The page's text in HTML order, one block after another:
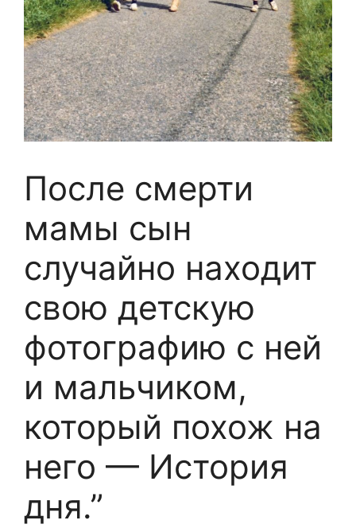
После смерти
мамы сын
случайно находит
свою детскую
фотографию с ней
и мальчиком,
который похож на
него — История
дня.”